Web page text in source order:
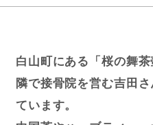
アクセス
高蔵寺NTに住
白山町にある「桜の舞茶
隣で接骨院を営む吉田
ています。